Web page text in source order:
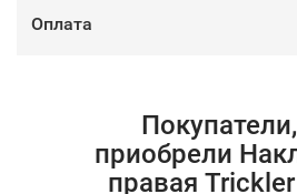
Оплата
приобрели
правая